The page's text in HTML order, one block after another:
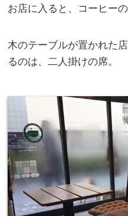
お店に入ると、コーヒー
木のテーブルが置かれた
るのは、二人掛けの席。